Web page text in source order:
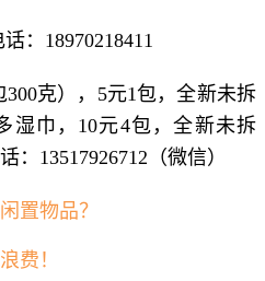
：18970218411
克），5元1包，全新未拆
湿巾，10元4包，全新未拆
13517926712（微信）
置物品？
费！